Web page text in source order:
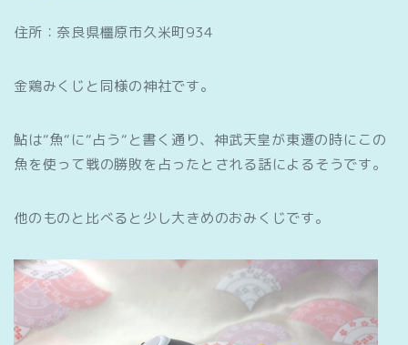
住所：奈良県橿原市久米町934
金鶏みくじと同様の神社です。
鮎は“魚“に“占う“と書く通り、神武天皇が東遷の時にこの
魚を使って戦の勝敗を占ったとされる話によるそうです。
他のものと比べると少し大きめのおみくじです。